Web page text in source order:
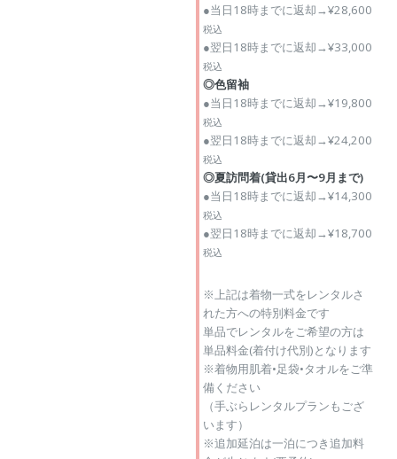
●当日18時までに返却→¥28,600
税込
●翌日18時までに返却→¥33,000
税込
◎色留袖
●当日18時までに返却→¥19,800
税込
●翌日18時までに返却→¥24,200
税込
◎夏訪問着(貸出6月〜9月まで)
●当日18時までに返却→¥14,300
税込
●翌日18時までに返却→¥18,700
税込
※上記は着物一式をレンタルさ
れた方への特別料金です
単品でレンタルをご希望の方は
単品料金(着付け代別)となります
※着物用肌着•足袋•タオルをご準
備ください
（手ぶらレンタルプランもござ
います）
※追加延泊は一泊につき追加料